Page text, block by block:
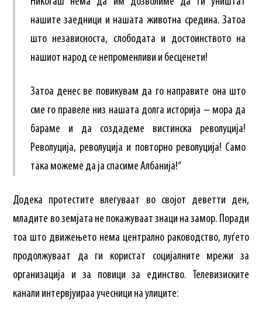
нашите заедници и нашата животна средина. Затоа
што независноста, слободата и достоинството на
нашиот народ се непроменливи и бесценети!
Затоа денес ве повикувам да го направите она што
сме го правеле низ нашата долга историја – мора да
бараме и да создадеме вистинска револуција!
Револуција, револуција и повторно револуција! Само
така можеме да ја спасиме Албанија!“
Додека протестите влегуваат во својот деветти ден,
младите во земјата не покажуваат знаци на замор. Поради
тоа што движењето нема централно раководство, луѓето
продолжуваат да ги користат социјалните мрежи за
организација и за повици за единство. Телевизиските
канали интервјуираа учесници на улиците: